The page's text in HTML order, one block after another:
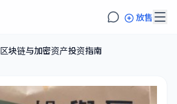
放售
区块链与加密资产投资指南